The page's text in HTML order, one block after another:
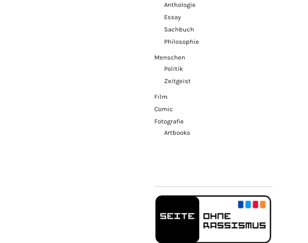
Anthologie
Essay
Sachbuch
Philosophie
Menschen
Politik
Zeitgeist
Film
Comic
Fotografie
Artbooks